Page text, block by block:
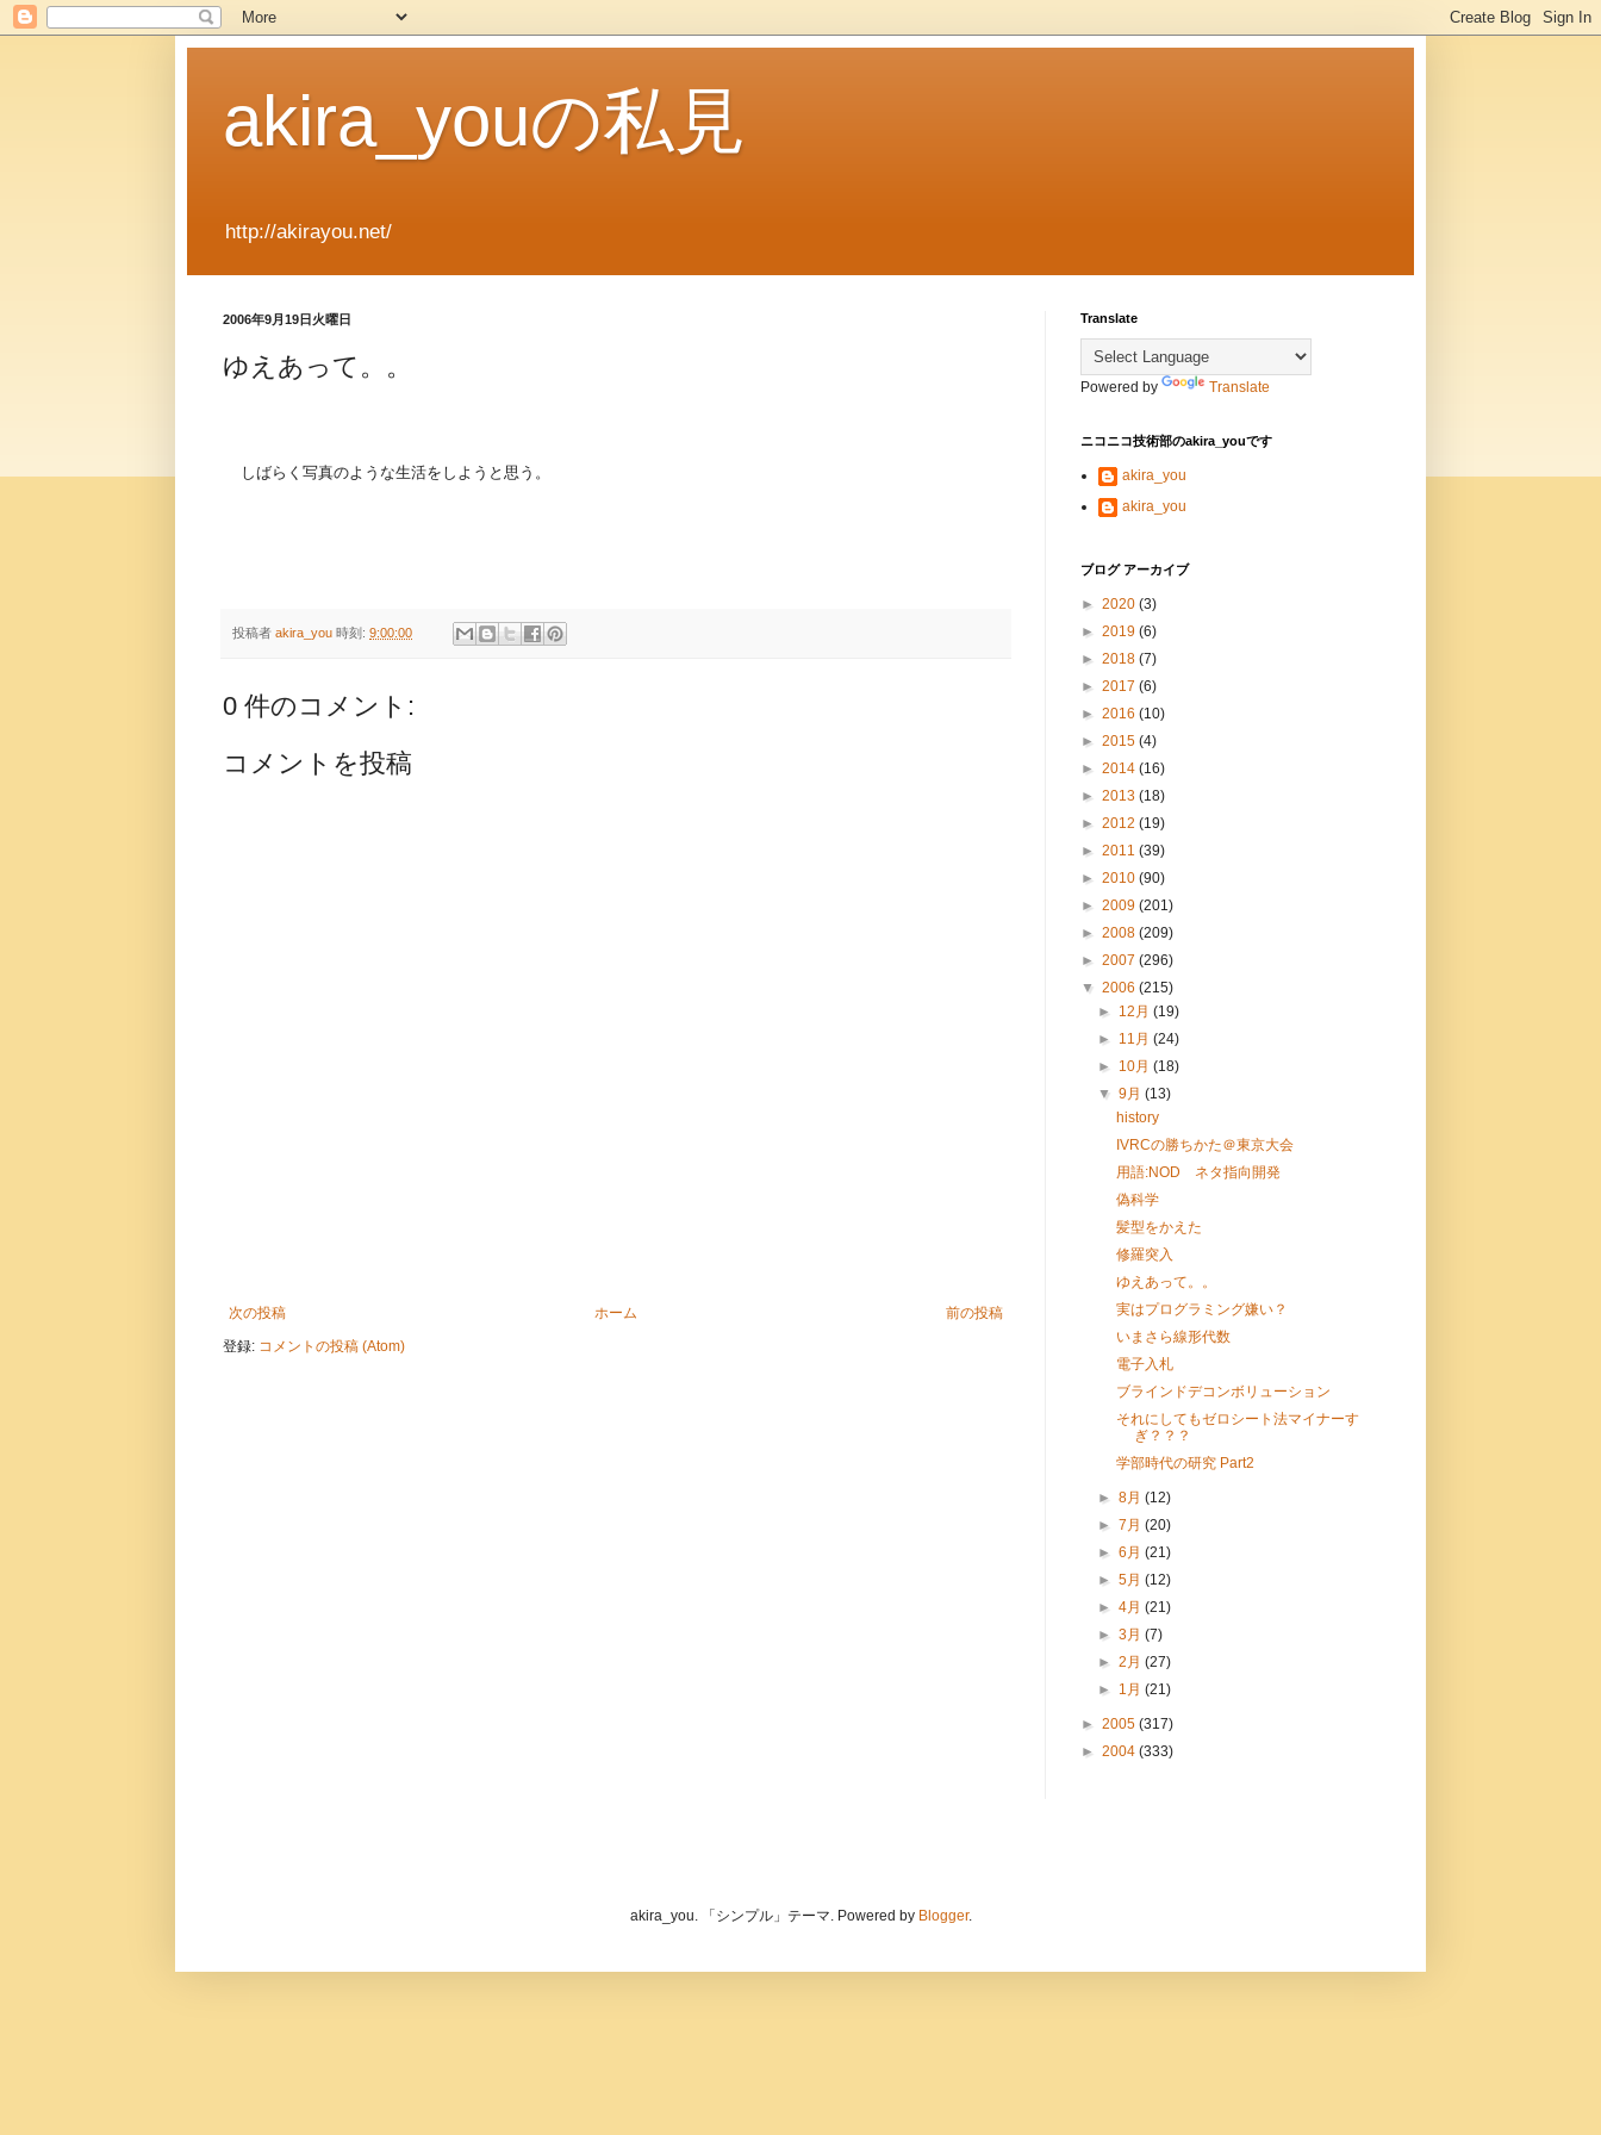
akira_youの私見
http://akirayou.net/
2006年9月19日火曜日
ゆえあって。。
しばらく写真のような生活をしようと思う。
投稿者 akira_you 時刻: 9:00:00
0 件のコメント:
コメントを投稿
次の投稿 前の投稿
ホーム
登録: コメントの投稿 (Atom)
Translate
Powered by Translate
ニコニコ技術部のakira_youです
akira_you
akira_you
ブログ アーカイブ
► 2020 (3)
► 2019 (6)
► 2018 (7)
► 2017 (6)
► 2016 (10)
► 2015 (4)
► 2014 (16)
► 2013 (18)
► 2012 (19)
► 2011 (39)
► 2010 (90)
► 2009 (201)
► 2008 (209)
► 2007 (296)
▼ 2006 (215)
► 12月(19)
► 11月(24)
► 10月(18)
▼9月(13)
history
IVRCの勝ちかた＠東京大会
用語:NOD ネタ指向開発
偽科学
髪型をかえた
修羅突入
ゆえあって。。
実はプログラミング嫌い？
いまさら線形代数
電子入札
ブラインドデコンボリューション
それにしてもゼロシート法マイナーす
ぎ？？？
学部時代の研究 Part2
►8月(12)
►7月(20)
►6月(21)
►5月(12)
►4月(21)
►3月(7)
►2月(27)
► 1月(21)
► 2005 (317)
► 2004 (333)
akira_you. 「シンプル」テーマ. Powered by Blogger.